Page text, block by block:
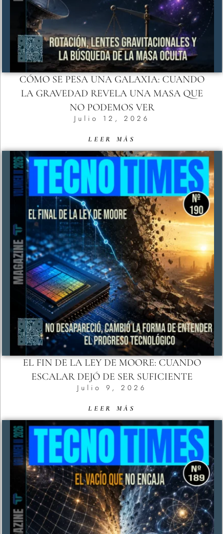
CÓMO SE PESA UNA GALAXIA: CUANDO
LA GRAVEDAD REVELA UNA MASA QUE
NO PODEMOS VER
Julio 12, 2026
LEER MÁS
EL FIN DE LA LEY DE MOORE: CUANDO
ESCALAR DEJÓ DE SER SUFICIENTE
Julio 9, 2026
LEER MÁS